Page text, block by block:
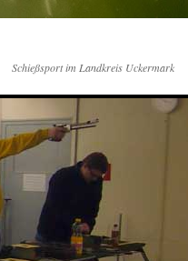
Schießsport im Landkreis Uckermark